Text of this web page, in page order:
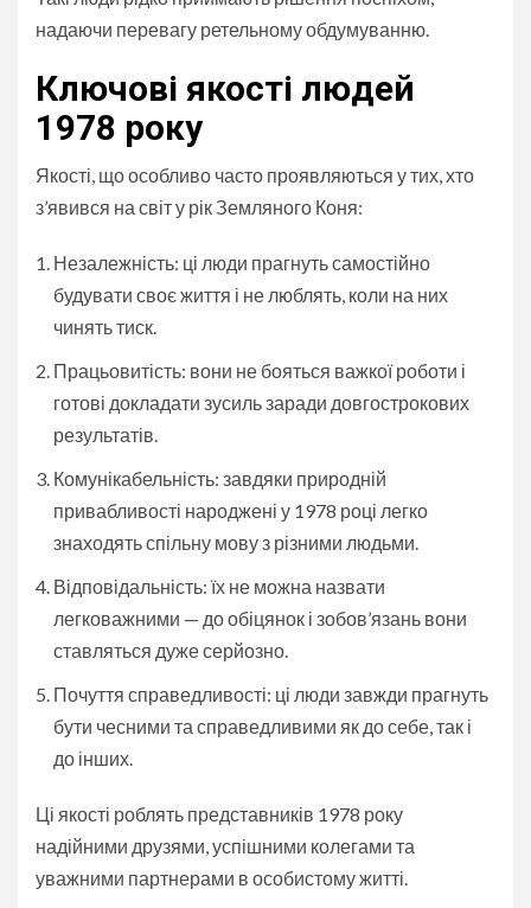
надаючи перевагу ретельному обдумуванню.
Ключові якості людей
1978 року
Якості, що особливо часто проявляються у тих, хто
з’явився на світ у рік Земляного Коня:
Незалежність: ці люди прагнуть самостійно
будувати своє життя і не люблять, коли на них
чинять тиск.
Працьовитість: вони не бояться важкої роботи і
готові докладати зусиль заради довгострокових
результатів.
Комунікабельність: завдяки природній
привабливості народжені у 1978 році легко
знаходять спільну мову з різними людьми.
Відповідальність: їх не можна назвати
легковажними — до обіцянок і зобов’язань вони
ставляться дуже серйозно.
Почуття справедливості: ці люди завжди прагнуть
бути чесними та справедливими як до себе, так і
до інших.
Ці якості роблять представників 1978 року
надійними друзями, успішними колегами та
уважними партнерами в особистому житті.